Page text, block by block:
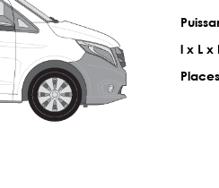
l x L x
Places